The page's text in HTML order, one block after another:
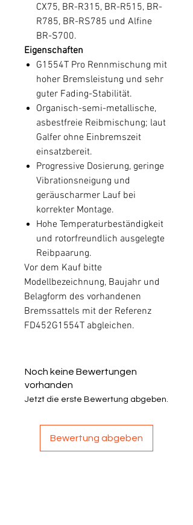
CX75, BR-R315, BR-R515, BR-
R785, BR-RS785 und Alfine
BR-S700.
Eigenschaften
G1554T Pro Rennmischung mit
hoher Bremsleistung und sehr
guter Fading-Stabilität.
Organisch-semi-metallische,
asbestfreie Reibmischung; laut
Galfer ohne Einbremszeit
einsatzbereit.
Progressive Dosierung, geringe
Vibrationsneigung und
geräuscharmer Lauf bei
korrekter Montage.
Hohe Temperaturbeständigkeit
und rotorfreundlich ausgelegte
Reibpaarung.
Vor dem Kauf bitte
Modellbezeichnung, Baujahr und
Belagform des vorhandenen
Bremssattels mit der Referenz
FD452G1554T abgleichen.
Noch keine Bewertungen
vorhanden
Jetzt die erste Bewertung abgeben.
Bewertung abgeben